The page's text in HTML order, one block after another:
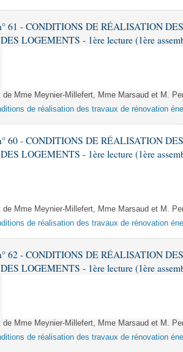
61 - CONDITIONS DE RÉALISATION
LOGEMENTS - 1ère lecture (1ère
de Mme Meynier-Millefert, Mme Marsaud et M.
de réalisation des travaux de rénovation
60 - CONDITIONS DE RÉALISATION
LOGEMENTS - 1ère lecture (1ère
de Mme Meynier-Millefert, Mme Marsaud et M.
de réalisation des travaux de rénovation
62 - CONDITIONS DE RÉALISATION
LOGEMENTS - 1ère lecture (1ère
de Mme Meynier-Millefert, Mme Marsaud et M.
de réalisation des travaux de rénovation